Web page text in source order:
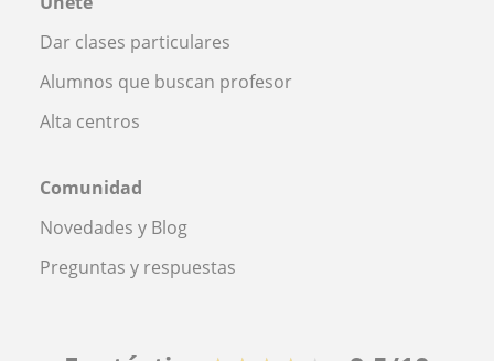
Dar clases particulares
Alumnos que buscan profesor
Alta centros
Comunidad
Novedades y Blog
Preguntas y respuestas